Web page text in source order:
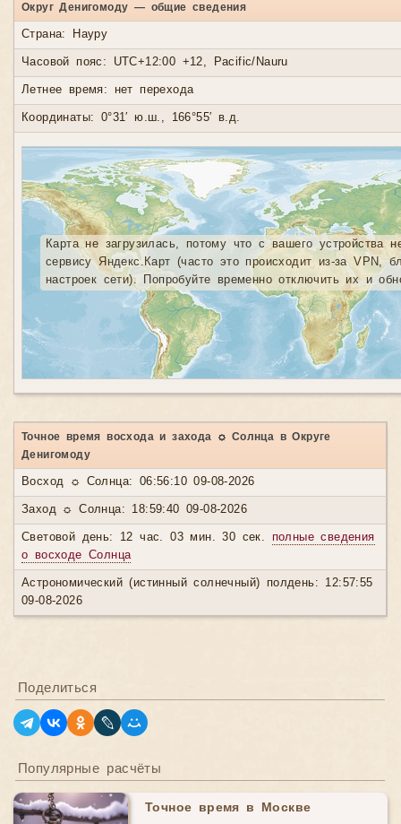
Округ Денигомоду — общие сведения
Страна: Науру
Часовой пояс: UTC+12:00 +12, Pacific/Nauru
Летнее время: нет перехода
Координаты: 0°31′ ю.ш., 166°55′ в.д.
Карта не загрузилась, потому что с вашего устройства
сервису Яндекс.Карт (часто это происходит из-за VPN,
настроек сети). Попробуйте временно отключить их и
Точное время восхода и захода ☼ Солнца в Округе
Денигомоду
Восход ☼ Солнца: 06:56:10 09-08-2026
Заход ☼ Солнца: 18:59:40 09-08-2026
Световой день: 12 час. 03 мин. 30 сек. полные сведения
о восходе Солнца
Астрономический (истинный солнечный) полдень: 12:57:55
09-08-2026
Поделиться
Популярные расчёты
Точное время в Москве